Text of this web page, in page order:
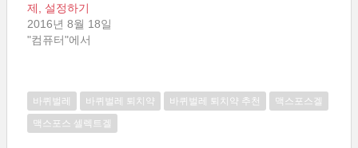
제, 설정하기
2016년 8월 18일
"컴퓨터"에서
바퀴벌레 바퀴벌레 퇴치약 바퀴벌레 퇴치약 추천
맥스포스겔
맥스포스 셀렉트겔